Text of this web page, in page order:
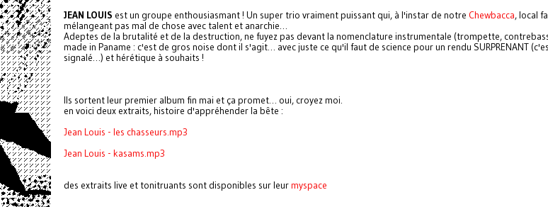
JEAN LOUIS est un groupe enthousiasmant ! Un super trio vraiment puissant qui, à l'instar de notre Chewbacca, local
mélangeant pas mal de chose avec talent et anarchie…
Adeptes de la brutalité et de la destruction, ne fuyez pas devant la nomenclature instrumentale (trompette,
made in Paname : c'est de gros noise dont il s'agit… avec juste ce qu'il faut de science pour un rendu SURPRENANT
signalé…) et hérétique à souhaits !
Ils sortent leur premier album fin mai et ça promet… oui, croyez moi.
en voici deux extraits, histoire d'appréhender la bête :
Jean Louis - les chasseurs.mp3
Jean Louis - kasams.mp3
des extraits live et tonitruants sont disponibles sur leurmyspace